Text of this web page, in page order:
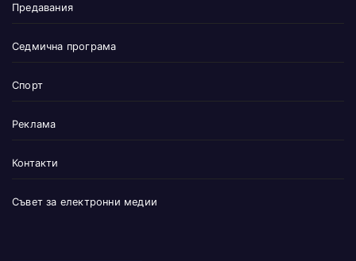
Предавания
Седмична програма
Спорт
Реклама
Контакти
Съвет за електронни медии